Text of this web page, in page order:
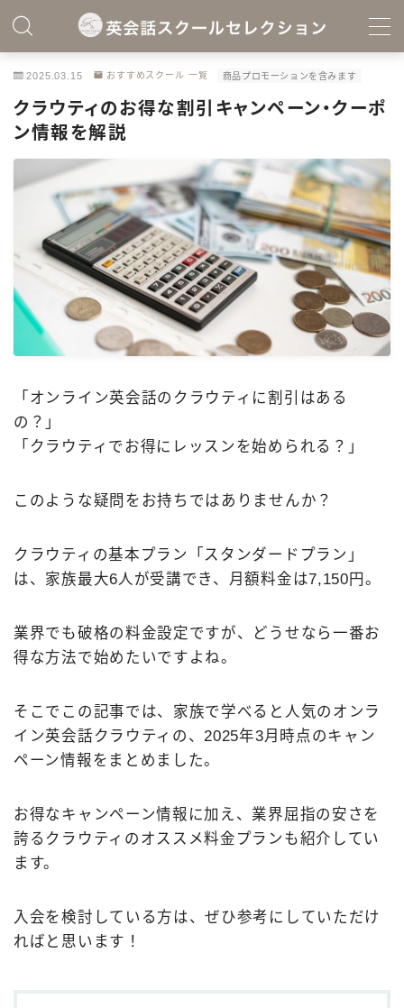
サイトTOPへ戻る
おすすめスクール 総合ランキング
オンライン英会話を知る
基準別ランキング
英会話スクール診断ツール
英語学習ノウハウ
ネイティブキャンプ
ビズメイツ
ウェブリオ英会話
イングリッシュベル
ワールドトーク
瞬間英作文アプリ スピフル
2025.03.15 おすすめスクール 一覧 商品プロモーションを含みます
クラウティのお得な割引キャンペーン・クーポ
ン情報を解説
「オンライン英会話のクラウティに割引はある
の？」
「クラウティでお得にレッスンを始められる？」
このような疑問をお持ちではありませんか？
クラウティの基本プラン「スタンダードプラン」
は、家族最大6人が受講でき、月額料金は7,150円。
業界でも破格の料金設定ですが、どうせなら一番お
得な方法で始めたいですよね。
そこでこの記事では、家族で学べると人気のオンラ
イン英会話クラウティの、2025年3月時点のキャン
ペーン情報をまとめました。
お得なキャンペーン情報に加え、業界屈指の安さを
誇るクラウティのオススメ料金プランも紹介してい
ます。
入会を検討している方は、ぜひ参考にしていただけ
ればと思います！